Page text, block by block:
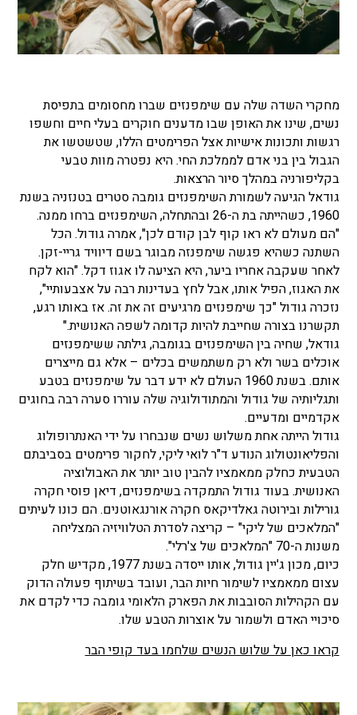
מחקרי השדה שלה עם שימפנזים שברו מחסומים בתפיסת
נשים, שינו את האופן שבו מדענים חוקרים בעלי חיים וחשפו
רגשות ותכונות אישיות אצל הפרימטים הללו, שטשטשו את
הגבול בין בני אדם לממלכת החי.היא נפטרה מוות טבעי
בקליפורניה במהלך סיור הרצאות.
גודאל הגיעה לשמורת השימפנזים גומבה סטרים בטנזניה בשנת
1960, כשהייתה בת ה-26 ו
בהתחלה, השימפנזים ברחו ממנה.
"הם מעולם לא ראו קוף לבן קודם לכן", אמרה גודול.הכל
השתנה כשהיא פגשה שימפנזה מבוגר בשם דיוויד גריי-זקן.
לאחר שעקבה אחריו ביער, היא הציעה לו אגוז דקל."הוא לקח
את האגוז, הפיל אותו, אבל לחץ בעדינות רבה על אצבעותיי",
נזכרה גודול "כך שימפנזים מרגיעים זה את זה.אז באותו רגע,
תקשרנו בצורה שחייבת להיות קדומה לשפה האנושית."
גודאל, שחיה בין השימפנזים בגומבה, גילתה ששימפנזים
אוכלים בשר ולא רק משתמשים בכלים – אלא גם מייצרים
אותם.
בשנת 1960 העולם לא ידע דבר על שימפנזים בטבע
ותגליותיה של גודול והמתודולוגיה שלה עוררו סערה רבה בחוגים
אקדמיים ומדעיים.
גודול הייתה אחת משלוש נשים שנבחרו על ידי האנתרופולוג
והפליאונטולוג הנודע ד"ר לואי ליקי, לחקור פרימטים בסביבתם
הטבעית כחלק ממאמציו להבין טוב יותר את האבולוציה
האנושית. בעוד גודול התמקדה בשימפנזים, דיאן פוסי חקרה
גורילות ובירוטה גאלדיקאס חקרה אורנגאוטנים. הם כונו לעיתים
"המלאכים של ליקי" – קריצה לסדרת הטלוויזיה המצליחה
משנות ה-70 "המלאכים של צ'רלי".
כיום, מכון ג'יין גודול, אותו ייסדה בשנת 1977, מקדיש חלק
עצום ממאמציו לשימור חיות הבר, ועובד בשיתוף פעולה הדוק
עם הקהילות הסובבות את הפארק הלאומי גומבה כדי לקדם את
סיכויי האדם ולשמור על אוצרות הטבע שלו.
קראו כאן על שלוש הנשים שלחמו בעד קופי הבר